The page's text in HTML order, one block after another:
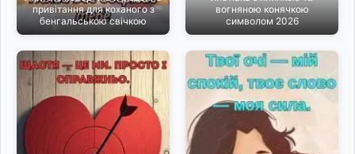
привітання для коханого з
бенгальською свічкою
вогняною конячкою
символом 2026